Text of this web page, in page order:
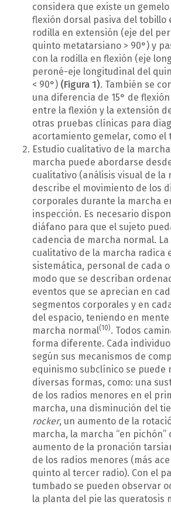
considera que existe un
flexión dorsal pasiva del tobillo
rodilla en extensión (eje del
quinto metatarsiano > 90°) y
con la rodilla en flexión (eje
peroné-eje longitudinal del
< 90°) (Figura 1). También se
una diferencia de 15° de
entre la flexión y la extensión
otras pruebas clínicas para
acortamiento gemelar, como el
Estudio cualitativo de la
marcha puede abordarse
cualitativo (análisis visual de la
describe el movimiento de los
corporales durante la marcha
inspección. Es necesario
diáfano para que el sujeto
cadencia de marcha normal.
cualitativo de la marcha radica
sistemática, personal de cada
modo que se describan
eventos que se aprecian en
segmentos corporales y en
del espacio, teniendo en
marcha normal(10). Todos
forma diferente. Cada
según sus mecanismos de
equinismo subclínico se puede
diversas formas, como: una
de los radios menores en el
marcha, una disminución del
rocker, un aumento de la
marcha, la marcha “en pichón”
aumento de la pronación
de los radios menores (más
quinto al tercer radio). Con el
tumbado se pueden observar
la planta del pie las queratosis